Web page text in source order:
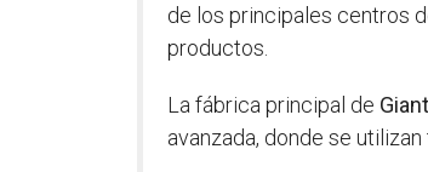
de los principales centros
productos.
La fábrica principal de Giant
avanzada, donde se